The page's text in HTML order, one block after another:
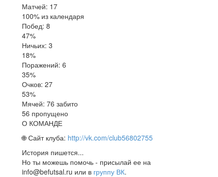
Матчей: 17
100% из календаря
Побед: 8
47%
Ничьих: 3
18%
Поражений: 6
35%
Очков: 27
53%
Мячей: 76 забито
56 пропущено
О КОМАНДЕ
🌐 Сайт клуба: http://vk.com/club56802755
История пишется...
Но ты можешь помочь - присылай ее на
info@befutsal.ru или в группу ВК.